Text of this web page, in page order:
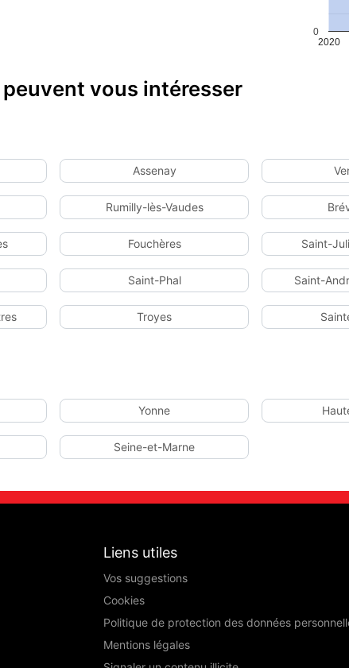
2020
0
vous intéresser
Assenay
Rumilly-lès-Vaudes
Fouchères Saint-
Saint-Phal Saint-
Troyes
Yonne
Seine-et-Marne
Liens utiles
Vos suggestions
Cookies
Politique de protection des données
Mentions légales